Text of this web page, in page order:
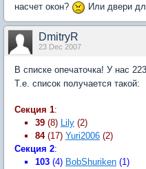
насчет окон?
Или двери
DmitryR
23 Dec 2007
В списке опечаточка! У нас
Т.е. список получается такой:
Секция 1:
39 (8) Lily (2)
84(17) Yuri2006 (2)
Секция 2:
103 (4) BobShuriken (1)